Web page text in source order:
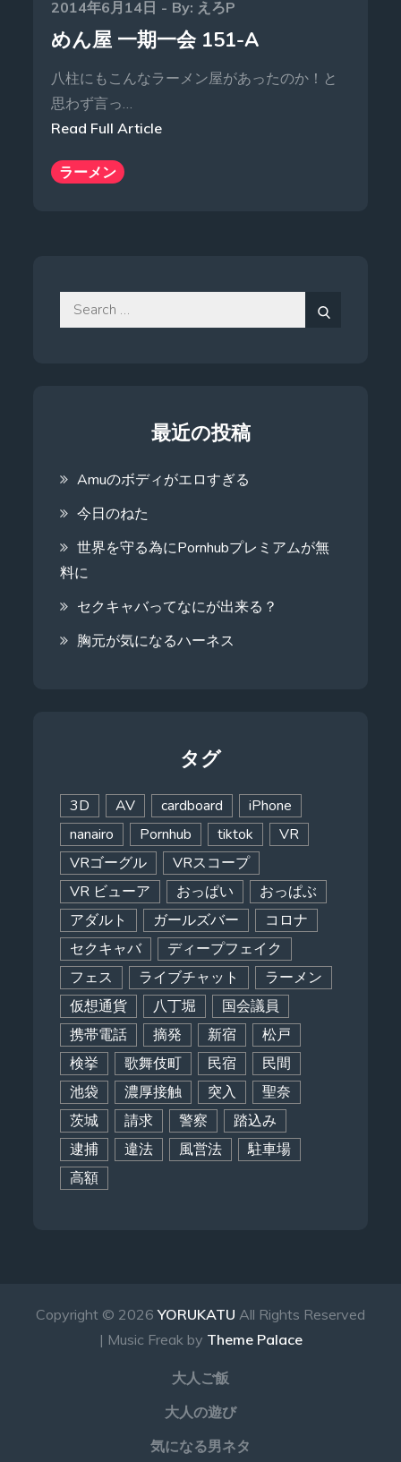
Posted
on
2014年6月14日 By: えろP
めん屋 一期一会 151-A
八柱にもこんなラーメン屋があったのか！と
思わず言っ…
Read Full Article
ラーメン
Search
for:
最近の投稿
Amuのボディがエロすぎる
今日のねた
世界を守る為にPornhubプレミアムが無
料に
セクキャバってなにが出来る？
胸元が気になるハーネス
タグ
3D AV cardboard
iPhone
nanairo
Pornhub tiktok
VR
VRゴーグル
VRスコープ
VR ビューア
おっぱい
おっぱぶ
アダルト
ガールズバー
コロナ
セクキャバ
ディープフェイク
フェス
ライブチャット
ラーメン
仮想通貨
八丁堀
国会議員
携帯電話
摘発 新宿
松戸
検挙
歌舞伎町 民宿
民間
池袋
濃厚接触 突入
聖奈
茨城
請求 警察
踏込み
逮捕
違法 風営法
駐車場
高額
Copyright © 2026YORUKATU All Rights Reserved
| Music Freak by Theme Palace
大人ご飯
大人の遊び
気になる男ネタ